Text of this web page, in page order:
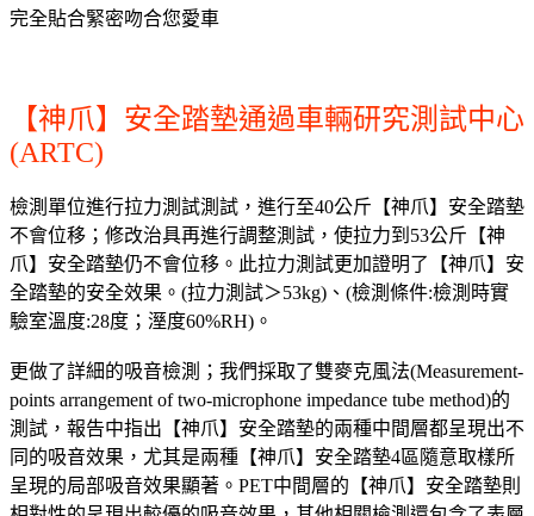
完全貼合緊密吻合您愛車
【神爪】安全踏墊通過車輛研究測試中心
(ARTC)
檢測單位進行拉力測試測試，進行至40公斤【神爪】安全踏墊
不會位移；修改治具再進行調整測試，使拉力到53公斤【神
爪】安全踏墊仍不會位移。此拉力測試更加證明了【神爪】安
全踏墊的安全效果。(拉力測試＞53kg)、(檢測條件:檢測時實
驗室溫度:28度；溼度60%RH)。
更做了詳細的吸音檢測；我們採取了雙麥克風法(Measurement-
points arrangement of two-microphone impedance tube method)的
測試，報告中指出【神爪】安全踏墊的兩種中間層都呈現出不
同的吸音效果，尤其是兩種【神爪】安全踏墊4區隨意取樣所
呈現的局部吸音效果顯著。PET中間層的【神爪】安全踏墊則